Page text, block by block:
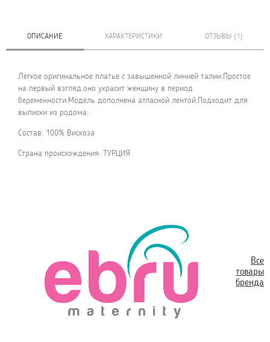
ОПИСАНИЕ ХАРАКТЕРИСТИКИ ОТЗЫВЫ (1)
Легкое оригинальное платье с завышенной линией талии.Простое
на первый взгляд,оно украсит женщину в период
беременности.Модель дополнена атласной лентой.Подходит для
выписки из родома.
Состав: 100% Вискоза
Страна происхождения: ТУРЦИЯ
Все
товары
бренда